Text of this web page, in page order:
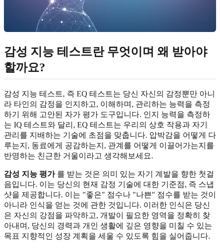
감성 지능 테스트란 무엇이며 왜 받아야
할까요?
감성 지능 테스트, 즉 EQ 테스트는 당신 자신의 감정뿐만 아니
라 타인의 감정을 인지하고, 이해하며, 관리하는 능력을 측정
하기 위해 고안된 자가 평가 도구입니다. 인지 능력을 측정하
는 IQ 테스트와 달리, EQ 테스트는 우리의 상호 작용과 자기
관리를 지배하는 기술에 초점을 맞춥니다. 압박감을 어떻게 다
루는지, 동료에게 공감하는지, 관계를 어떻게 이끌어가는지를
반영하는 친근한 거울이라고 생각해보세요.
감성 지능 평가를 받는 것은 의미 있는 자기 계발을 향한 첫걸
음입니다. 이는 당신의 현재 감정 기술에 대한 기준점, 즉 스냅
샷을 제공합니다. 이는 "좋은" 점수나 "나쁜" 점수를 받는 것이
아니라 인식을 얻는 것에 관한 것입니다. 이러한 인식은 당신
은 자신의 강점을 파악하고, 개발이 필요한 영역을 정확히 찾
아내며, 당신의 경력과 개인 생활에 깊은 영향을 미칠 수 있는
목표 지향적인 성장 계획을 세울 수 있도록 힘을 실어줍니다.